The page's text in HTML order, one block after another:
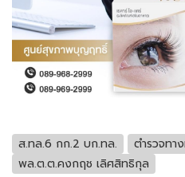
ส.ทล.6 กก.2 บก.ทล. ตำรวจทา
พล.ต.ต.คงกฤช เลิศสิทธิกุล